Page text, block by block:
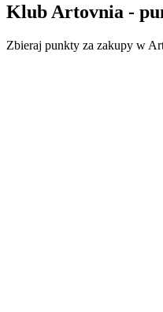
Klub Artovnia -
Zbieraj punkty za zakupy w